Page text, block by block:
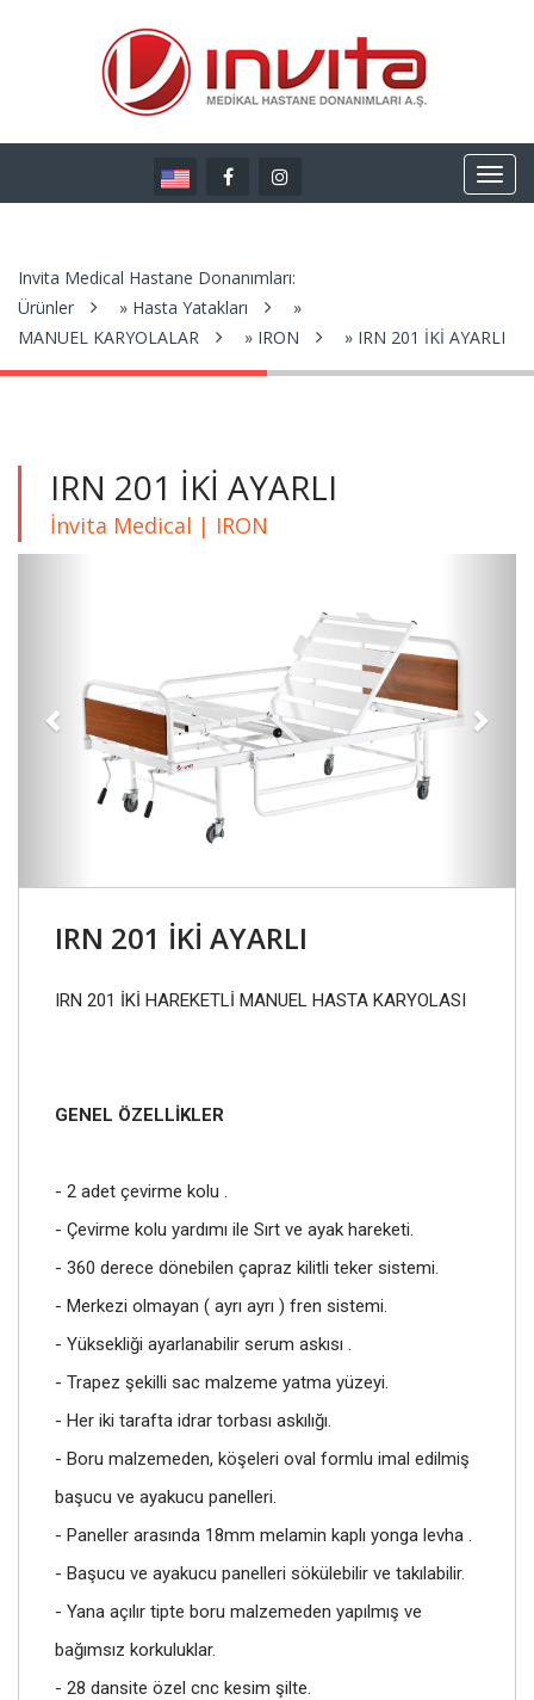
Invita Medical Hastane Donanımları:
Ürünler
» Hasta Yatakları
»
MANUEL KARYOLALAR
» IRON » IRN 201 İKİ AYARLI
IRN 201 İKİ AYARLI
İnvita Medical | IRON
IRN 201 İKİ AYARLI
IRN 201 İKİ HAREKETLİ MANUEL HASTA KARYOLASI
GENEL ÖZELLİKLER
- 2 adet çevirme kolu .
- Çevirme kolu yardımı ile Sırt ve ayak hareketi.
- 360 derece dönebilen çapraz kilitli teker sistemi.
- Merkezi olmayan ( ayrı ayrı ) fren sistemi.
- Yüksekliği ayarlanabilir serum askısı .
- Trapez şekilli sac malzeme yatma yüzeyi.
- Her iki tarafta idrar torbası askılığı.
- Boru malzemeden, köşeleri oval formlu imal edilmiş
başucu ve ayakucu panelleri.
- Paneller arasında 18mm melamin kaplı yonga levha .
- Başucu ve ayakucu panelleri sökülebilir ve takılabilir.
- Yana açılır tipte boru malzemeden yapılmış ve
bağımsız korkuluklar.
- 28 dansite özel cnc kesim şilte.